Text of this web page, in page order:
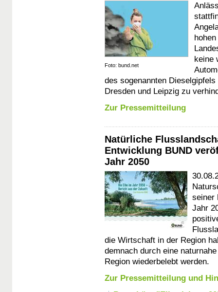
Foto: bund.net
keine
des sogenannten
Dresden und Leipzig zu
Zur Pressemitteilung
Natürliche
Entwicklung BUND
Jahr 2050
seiner
Jahr
die Wirtschaft in der Region
demnach durch eine
Region wiederbelebt werden.
Zur Pressemitteilung und